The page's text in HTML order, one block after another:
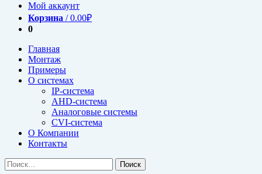
Мой аккаунт
Корзина /0.00₽
0
Главная
Монтаж
Примеры
О системах
IP-система
AHD-система
Аналоговые системы
CVI-система
О Компании
Контакты
Найти: